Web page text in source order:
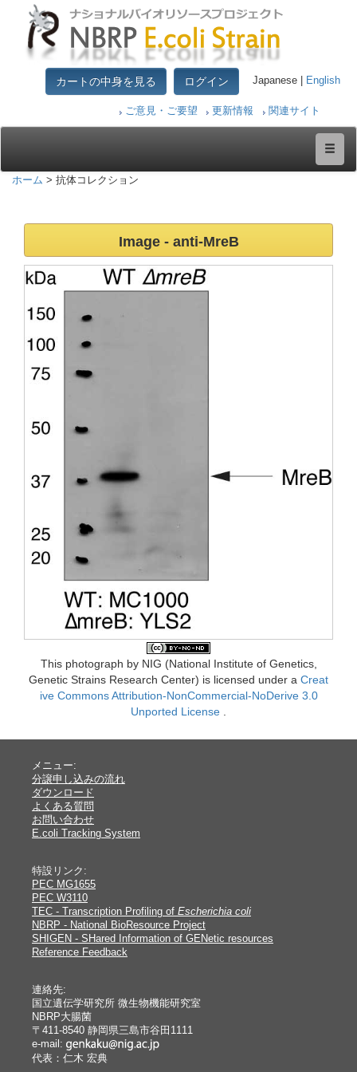
カートの中身を見る ログイン Japanese | English
ご意見・ご要望 更新情報 関連サイト
ホーム > 抗体コレクション
Image- anti-MreB
This photograph by NIG (National Institute of Genetics,
Genetic Strains Research Center) is licensed under a Creat
ive Commons Attribution-NonCommercial-NoDerive 3.0
Unported License
メニュー:
分譲申し込みの流れ
ダウンロード
よくある質問
お問い合わせ
E.coli Tracking System
特設リンク:
PEC MG1655
PEC W3110
TEC - Transcription Profiling of Escherichia coli
NBRP - National BioResource Project
SHIGEN - SHared Information of GENetic resources
Reference Feedback
連絡先:
国立遺伝学研究所 微生物機能研究室
NBRP大腸菌
〒411-8540 静岡県三島市谷田1111
e-mail:
代表：仁木 宏典